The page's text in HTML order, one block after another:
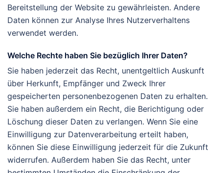
Bereitstellung der Website zu gewährleisten. Andere
Daten können zur Analyse Ihres Nutzerverhaltens
verwendet werden.
Welche Rechte haben Sie bezüglich Ihrer Daten?
Sie haben jederzeit das Recht, unentgeltlich Auskunft
über Herkunft, Empfänger und Zweck Ihrer
gespeicherten personenbezogenen Daten zu erhalten.
Sie haben außerdem ein Recht, die Berichtigung oder
Löschung dieser Daten zu verlangen. Wenn Sie eine
Einwilligung zur Datenverarbeitung erteilt haben,
können Sie diese Einwilligung jederzeit für die Zukunft
widerrufen. Außerdem haben Sie das Recht, unter